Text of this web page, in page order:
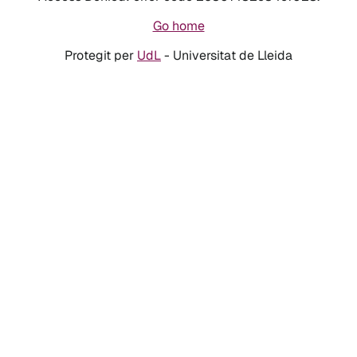
Go home
Protegit per UdL- Universitat de Lleida